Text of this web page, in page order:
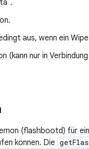
aus, wenn ein
(kann nur in
(flashbootd) für
können. Die